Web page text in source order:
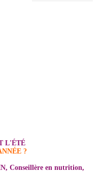
L'ÉTÉ
?
Conseillère en nutrition,